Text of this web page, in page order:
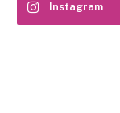
Instagram